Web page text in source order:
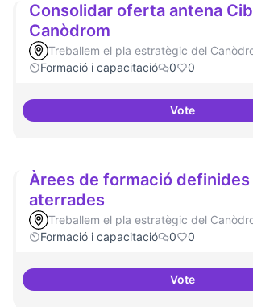
Consolidar oferta antena
Canòdrom
Treballem el pla estratègic del
Formació i capacitació
0 0
VoteConsolidar
Àrees de formació definides
aterrades
Treballem el pla estratègic del
Formació i capacitació
0 0
VoteÀrees de